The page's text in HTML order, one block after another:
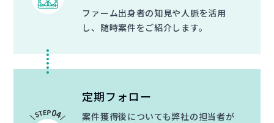
ファーム出身者の知見や人脈を活用
し、随時案件をご紹介します。
定期フォロー
案件獲得後についても弊社の担当者が